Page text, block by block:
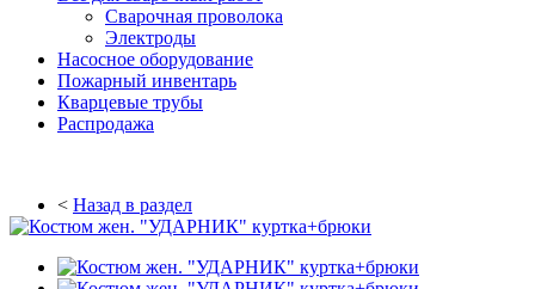
Сварочная проволока
Электроды
Насосное оборудование
Пожарный инвентарь
Кварцевые трубы
Распродажа
< Назад в раздел